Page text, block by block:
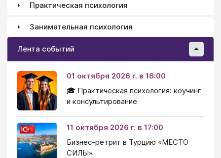
Практическая психология
Занимательная психология
Лента событий
01 октября 2026 г. в 16:00
🎓 Практическая психология: коучинг
и консультирование
11 октября 2026 г. в 17:00
Бизнес-ретрит в Турцию «МЕСТО
СИЛЫ»